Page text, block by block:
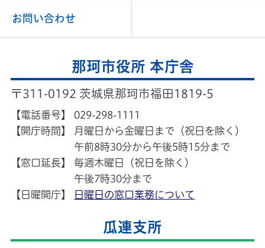
お問い合わせ
那珂市役所 本庁舎
〒311-0192 茨城県那珂市福田1819-5
【電話番号】
029-298-1111
【開庁時間】
月曜日から金曜日まで（祝日を除く）
午前8時30分から午後5時15分まで
【窓口延長】
毎週木曜日（祝日を除く）
午後7時30分まで
【日曜開庁】
日曜日の窓口業務について
瓜連支所